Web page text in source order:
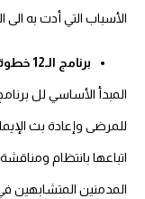
الأسباب التي أدت به الى
برنامج الـ12 خطوة:
اتباعها بانتظام
المدمنين المتشابهين في